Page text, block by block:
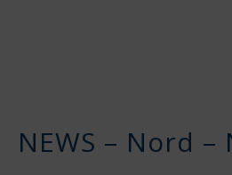
NEWS – Nord